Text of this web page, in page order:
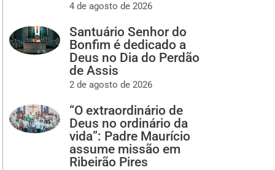
4 de agosto de 2026
Santuário Senhor do
Bonfim é dedicado a
Deus no Dia do Perdão
de Assis
2 de agosto de 2026
“O extraordinário de
Deus no ordinário da
vida”: Padre Maurício
assume missão em
Ribeirão Pires